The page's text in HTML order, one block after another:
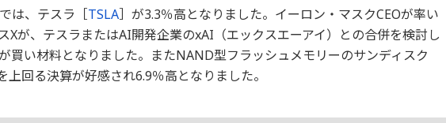
は、テスラ［TSLA］が3.3％高となりました。イーロン・マスクCEOが率い
Xが、テスラまたはAI開発企業のxAI（エックスエーアイ）との合併を検討し
買い材料となりました。またNAND型フラッシュメモリーのサンディスク
上回る決算が好感され6.9％高となりました。